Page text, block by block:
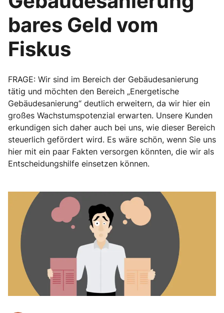
bares Geld vom
Fiskus
FRAGE: Wir sind im Bereich der Gebäudesanierung
tätig und möchten den Bereich „Energetische
Gebäudesanierung“ deutlich erweitern, da wir hier ein
großes Wachstumspotenzial erwarten. Unsere Kunden
erkundigen sich daher auch bei uns, wie dieser Bereich
steuerlich gefördert wird. Es wäre schön, wenn Sie uns
hier mit ein paar Fakten versorgen könnten, die wir als
Entscheidungshilfe einsetzen können.